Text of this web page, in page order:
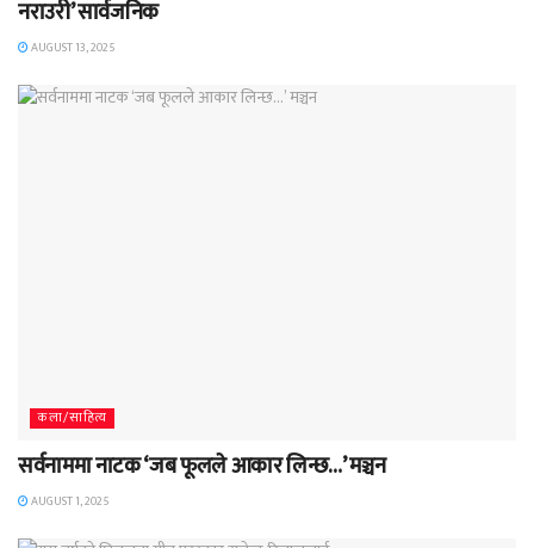
नराउरी’ सार्वजनिक
AUGUST 13, 2025
कला/साहित्य
सर्वनाममा नाटक ‘जब फूलले आकार लिन्छ…’ मञ्चन
AUGUST 1, 2025